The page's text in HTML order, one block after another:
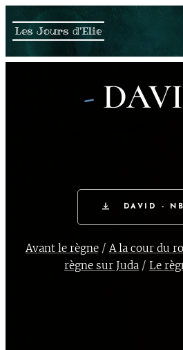
Les Jours d'Elie
-
DAVID -
Avant le règne/A la cour du
règne sur Juda / Le